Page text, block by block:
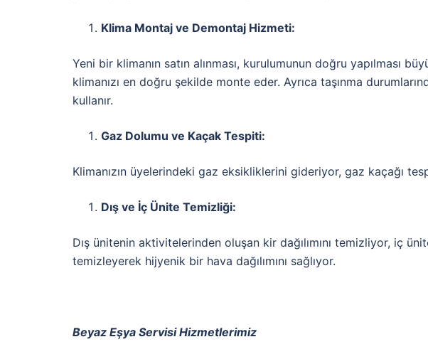
Klima Montaj ve Demontaj Hizmeti:
Yeni bir klimanın satın alınması, kurulumunun doğru yapılması
klimanızı en doğru şekilde monte eder. Ayrıca taşınma
kullanır.
Gaz Dolumu ve Kaçak Tespiti:
Klimanızın üyelerindeki gaz eksikliklerini gideriyor, gaz kaçağı
Dış ve İç Ünite Temizliği:
Dış ünitenin aktivitelerinden oluşan kir dağılımını temizliyor, iç
temizleyerek hijyenik bir hava dağılımını sağlıyor.
Beyaz Eşya Servisi Hizmetlerimiz